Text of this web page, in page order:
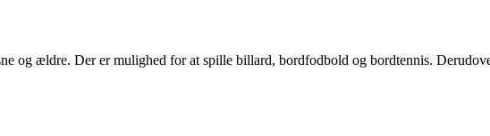
og ældre. Der er mulighed for at spille billard, bordfodbold og bordtennis.